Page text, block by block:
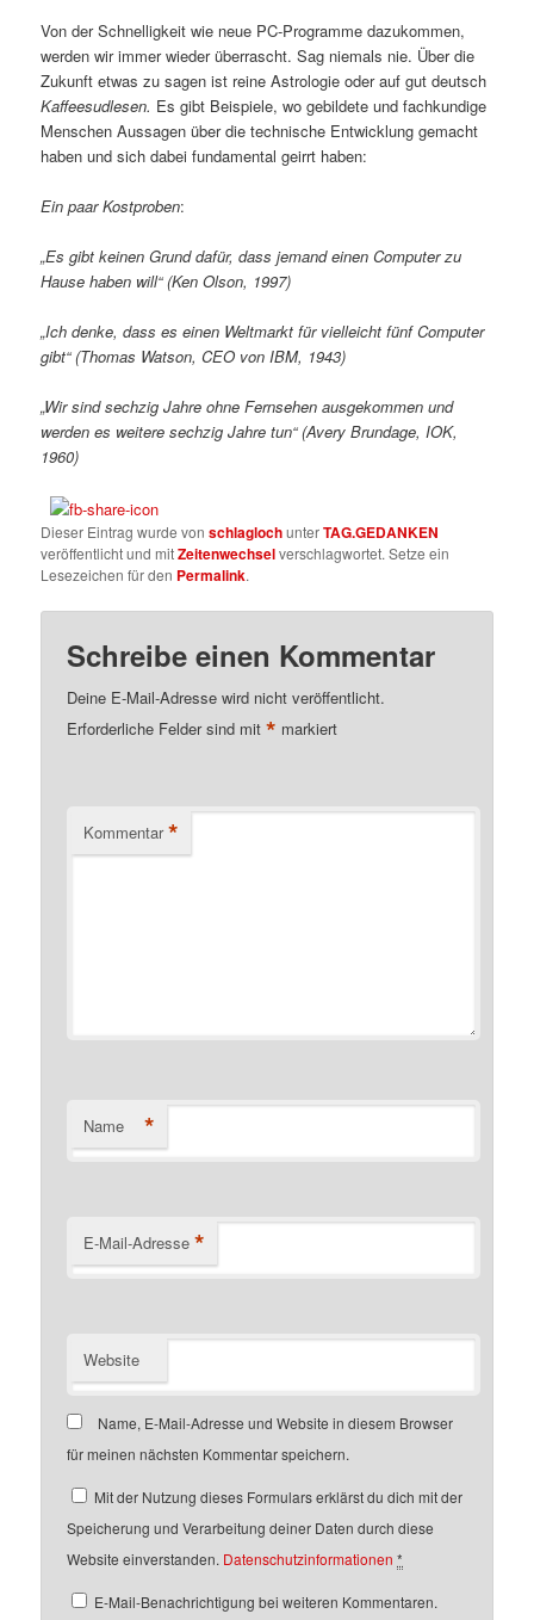
Von der Schnelligkeit wie neue PC-Programme dazukommen,
werden wir immer wieder überrascht. Sag niemals nie. Über die
Zukunft etwas zu sagen ist reine Astrologie oder auf gut deutsch
Kaffeesudlesen. Es gibt Beispiele, wo gebildete und fachkundige
Menschen Aussagen über die technische Entwicklung gemacht
haben und sich dabei fundamental geirrt haben:
Ein paar Kostproben:
„Es gibt keinen Grund dafür, dass jemand einen Computer zu
Hause haben will“ (Ken Olson, 1997)
„Ich denke, dass es einen Weltmarkt für vielleicht fünf Computer
gibt“ (Thomas Watson, CEO von IBM, 1943)
„Wir sind sechzig Jahre ohne Fernsehen ausgekommen und
werden es weitere sechzig Jahre tun“ (Avery Brundage, IOK,
1960)
Dieser Eintrag wurde vonschlaglochunterTAG.GEDANKEN
veröffentlicht und mitZeitenwechselverschlagwortet. Setze ein
Lesezeichen für den Permalink.
Schreibe einen Kommentar
Deine E-Mail-Adresse wird nicht veröffentlicht.
Erforderliche Felder sind mit* markiert
Kommentar *
Name *
E-Mail-Adresse *
Website
Name, E-Mail-Adresse und Website in diesem Browser
für meinen nächsten Kommentar speichern.
Mit der Nutzung dieses Formulars erklärst du dich mit der
Speicherung und Verarbeitung deiner Daten durch diese
Website einverstanden. Datenschutzinformationen *
E-Mail-Benachrichtigung bei weiteren Kommentaren.